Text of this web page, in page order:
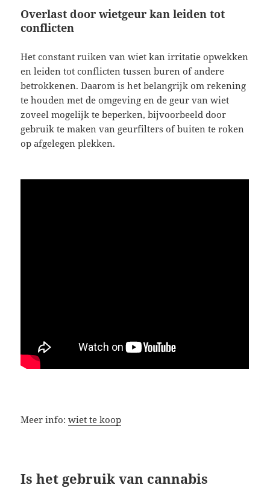
Overlast door wietgeur kan leiden tot
conflicten
Het constant ruiken van wiet kan irritatie opwekken
en leiden tot conflicten tussen buren of andere
betrokkenen. Daarom is het belangrijk om rekening
te houden met de omgeving en de geur van wiet
zoveel mogelijk te beperken, bijvoorbeeld door
gebruik te maken van geurfilters of buiten te roken
op afgelegen plekken.
Meer info:wiet te koop
Is het gebruik van cannabis